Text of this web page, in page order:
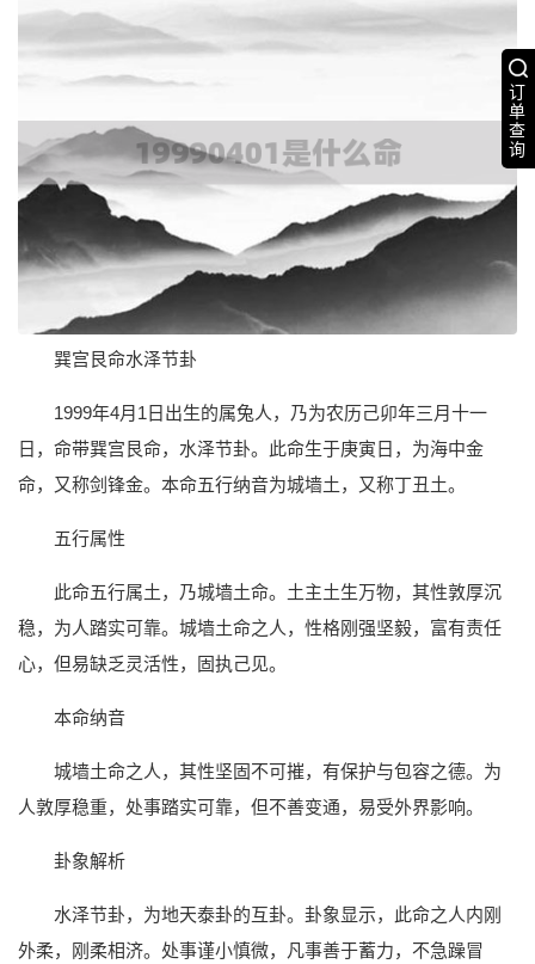
订
单
查
询
巽宫艮命水泽节卦
1999年4月1日出生的属兔人，乃为农历己卯年三月十一
日，命带巽宫艮命，水泽节卦。此命生于庚寅日，为海中金
命，又称剑锋金。本命五行纳音为城墙土，又称丁丑土。
五行属性
此命五行属土，乃城墙土命。土主土生万物，其性敦厚沉
稳，为人踏实可靠。城墙土命之人，性格刚强坚毅，富有责任
心，但易缺乏灵活性，固执己见。
本命纳音
城墙土命之人，其性坚固不可摧，有保护与包容之德。为
人敦厚稳重，处事踏实可靠，但不善变通，易受外界影响。
卦象解析
水泽节卦，为地天泰卦的互卦。卦象显示，此命之人内刚
外柔，刚柔相济。处事谨小慎微，凡事善于蓄力，不急躁冒